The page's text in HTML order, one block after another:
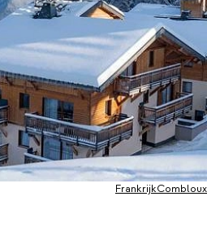
FrankrijkCombloux